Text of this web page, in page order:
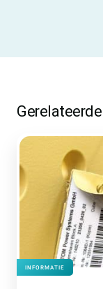
Gerelateerde
INFORMATIE